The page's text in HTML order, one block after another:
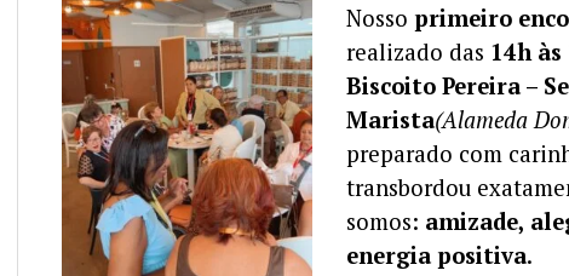
Nossoprimeiro
realizado das 14h
Biscoito Pereira –
Marista(Alameda
preparado com
transbordou
somos: amizade,
energia positiva.